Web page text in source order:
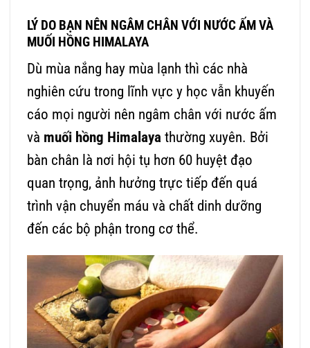
LÝ DO BẠN NÊN NGÂM CHÂN VỚI NƯỚC ẤM VÀ
MUỐI HỒNG HIMALAYA
Dù mùa nắng hay mùa lạnh thì các nhà
nghiên cứu trong lĩnh vực y học vẫn khuyến
cáo mọi người nên ngâm chân với nước ấm
và muối hồng Himalaya thường xuyên. Bởi
bàn chân là nơi hội tụ hơn 60 huyệt đạo
quan trọng, ảnh hưởng trực tiếp đến quá
trình vận chuyển máu và chất dinh dưỡng
đến các bộ phận trong cơ thể.